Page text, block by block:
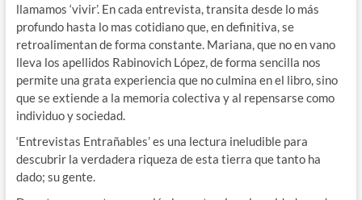
llamamos ‘vivir’. En cada entrevista, transita desde lo más
profundo hasta lo mas cotidiano que, en definitiva, se
retroalimentan de forma constante. Mariana, que no en vano
lleva los apellidos Rabinovich López, de forma sencilla nos
permite una grata experiencia que no culmina en el libro, sino
que se extiende a la memoria colectiva y al repensarse como
individuo y sociedad.
‘Entrevistas Entrañables’ es una lectura ineludible para
descubrir la verdadera riqueza de esta tierra que tanto ha
dado; su gente.